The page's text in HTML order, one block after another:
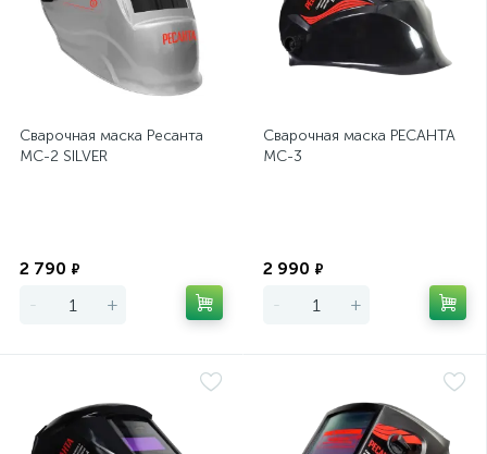
Сварочная маска Ресанта
МС-2 SILVER
2 790 ₽
- +
Сварочная маска РЕСАНТА
МС-3
2 990 ₽
- +